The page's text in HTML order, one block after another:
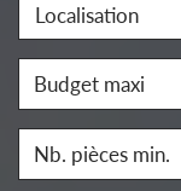
Localisation